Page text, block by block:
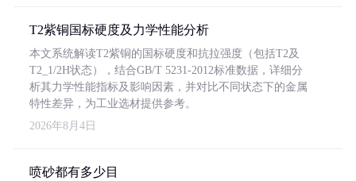
T2紫铜国标硬度及力学性能分析
本文系统解读T2紫铜的国标硬度和抗拉强度（包括T2及
T2_1/2H状态），结合GB/T 5231-2012标准数据，详细分
析其力学性能指标及影响因素，并对比不同状态下的金属
特性差异，为工业选材提供参考。
2026年8月4日
喷砂都有多少目